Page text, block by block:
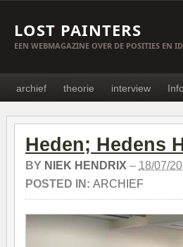
LOST PAINTERS
EEN WEBMAGAZINE OVER DE POSITIES EN
archief theorie interview Info
Heden; Hedens
BY NIEK HENDRIX – 18/07/
POSTED IN: ARCHIEF